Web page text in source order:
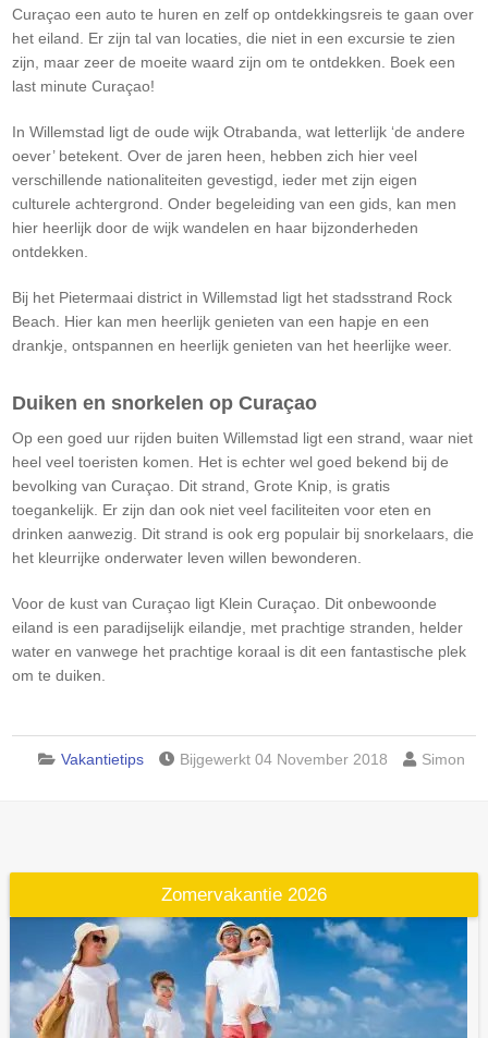
Curaçao een auto te huren en zelf op ontdekkingsreis te gaan over
het eiland. Er zijn tal van locaties, die niet in een excursie te zien
zijn, maar zeer de moeite waard zijn om te ontdekken. Boek een
last minute Curaçao!
In Willemstad ligt de oude wijk Otrabanda, wat letterlijk ‘de andere
oever’ betekent. Over de jaren heen, hebben zich hier veel
verschillende nationaliteiten gevestigd, ieder met zijn eigen
culturele achtergrond. Onder begeleiding van een gids, kan men
hier heerlijk door de wijk wandelen en haar bijzonderheden
ontdekken.
Bij het Pietermaai district in Willemstad ligt het stadsstrand Rock
Beach. Hier kan men heerlijk genieten van een hapje en een
drankje, ontspannen en heerlijk genieten van het heerlijke weer.
Duiken en snorkelen op Curaçao
Op een goed uur rijden buiten Willemstad ligt een strand, waar niet
heel veel toeristen komen. Het is echter wel goed bekend bij de
bevolking van Curaçao. Dit strand, Grote Knip, is gratis
toegankelijk. Er zijn dan ook niet veel faciliteiten voor eten en
drinken aanwezig. Dit strand is ook erg populair bij snorkelaars, die
het kleurrijke onderwater leven willen bewonderen.
Voor de kust van Curaçao ligt Klein Curaçao. Dit onbewoonde
eiland is een paradijselijk eilandje, met prachtige stranden, helder
water en vanwege het prachtige koraal is dit een fantastische plek
om te duiken.
Vakantietips Bijgewerkt 04 November 2018 Simon
Zomervakantie 2026